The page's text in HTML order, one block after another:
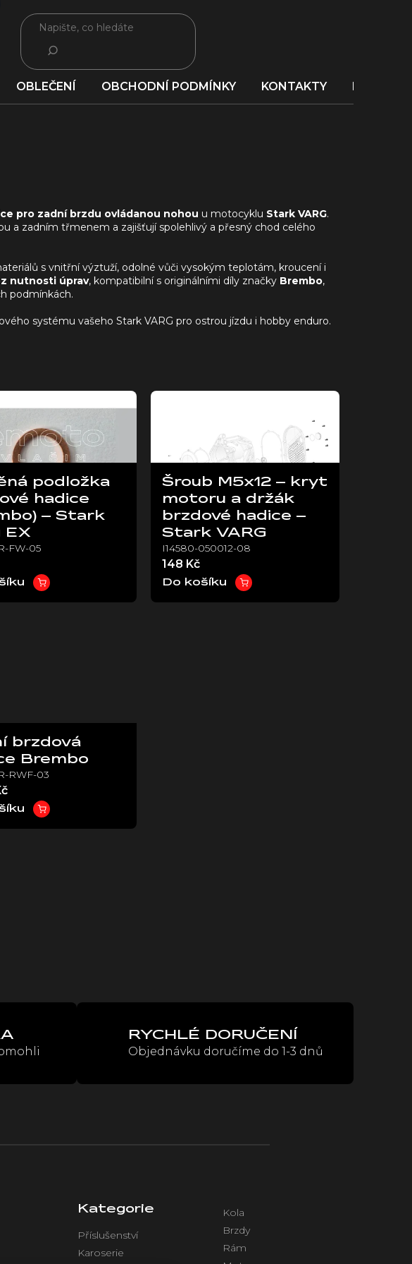
HLEDAT
OBLEČENÍ OBCHODNÍ PODMÍNKY KONTAKTY
pro zadní brzdu ovládanou nohou u motocyklu Stark VARG.
a zadním třmenem a zajišťují spolehlivý a přesný chod celého
s vnitřní výztuží, odolné vůči vysokým teplotám, kroucení i
nutnosti úprav, kompatibilní s originálními díly značky Brembo,
podmínkách.
systému vašeho Stark VARG pro ostrou jízdu i hobby enduro.
podložka
hadice
– Stark
EX
FW-05
Šroub M5x12 – kryt
motoru a držák
brzdové hadice –
Stark VARG
I14580-050012-08
148 Kč
Do košíku
brzdová
Brembo
RWF-03
k
s
RYCHLÉ DORUČENÍ
Objednávku doručíme do 1-3 dnů
Kategorie
Příslušenství
Karoserie
Kola
Brzdy
Rám